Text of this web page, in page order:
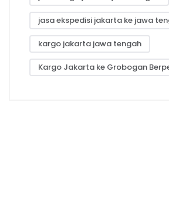
jasa ekspedisi jakarta ke jawa
kargo jakarta jawa tengah
Kargo Jakarta ke Grobogan